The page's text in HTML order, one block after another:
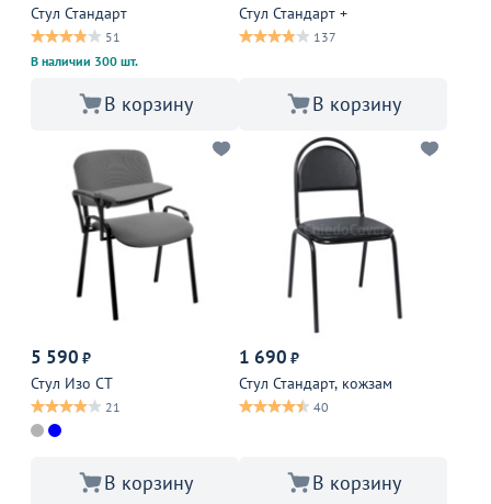
Стул Стандарт
51
В наличии 300 шт.
В корзину
Стул Стандарт +
137
В корзину
5 590 ₽
Стул Изо СТ
21
В корзину
1 690 ₽
Стул Стандарт, кожзам
40
В корзину